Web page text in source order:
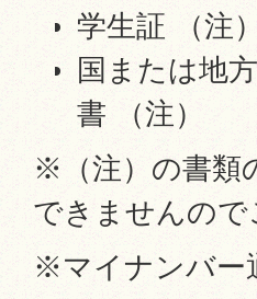
学生証 （注）
国または地
書 （注）
※（注）の書類
できませんので
※マイナンバー